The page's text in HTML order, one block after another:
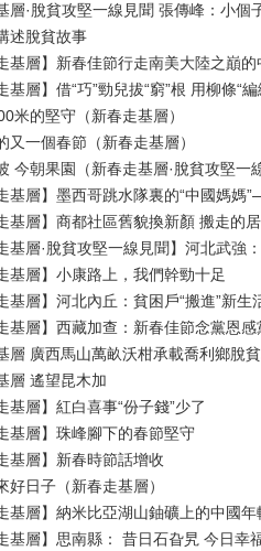
層·脫貧攻堅一線見聞 張傳峰：小個
述脫貧故事
基層】新春佳節行走南美大陸之巔
基層】借“巧”勁兒拔“窮”根 用柳條“
米的堅守（新春走基層）
又一個春節（新春走基層）
今朝果園（新春走基層·脫貧攻堅一
基層】墨西哥跳水隊裏的“中國媽
基層】商都社區舊貌換新顏 搬走的
基層·脫貧攻堅一線見聞】河北武強
基層】小康路上，我們幹勁十足
基層】河北內丘：貧困戶“搬進”新生
基層】西藏加查：新春佳節念黨恩感
層 廣西馬山萬畝沃柑承載喬利鄉脫
層 遙望昆木加
基層】紅白喜事“份子錢”少了
基層】珠峰腳下的春節堅守
基層】新春時節話增收
好日子（新春走基層）
基層】納米比亞湖山鈾礦上的中國年
基層】思南縣： 昔日石旮旯 今日幸